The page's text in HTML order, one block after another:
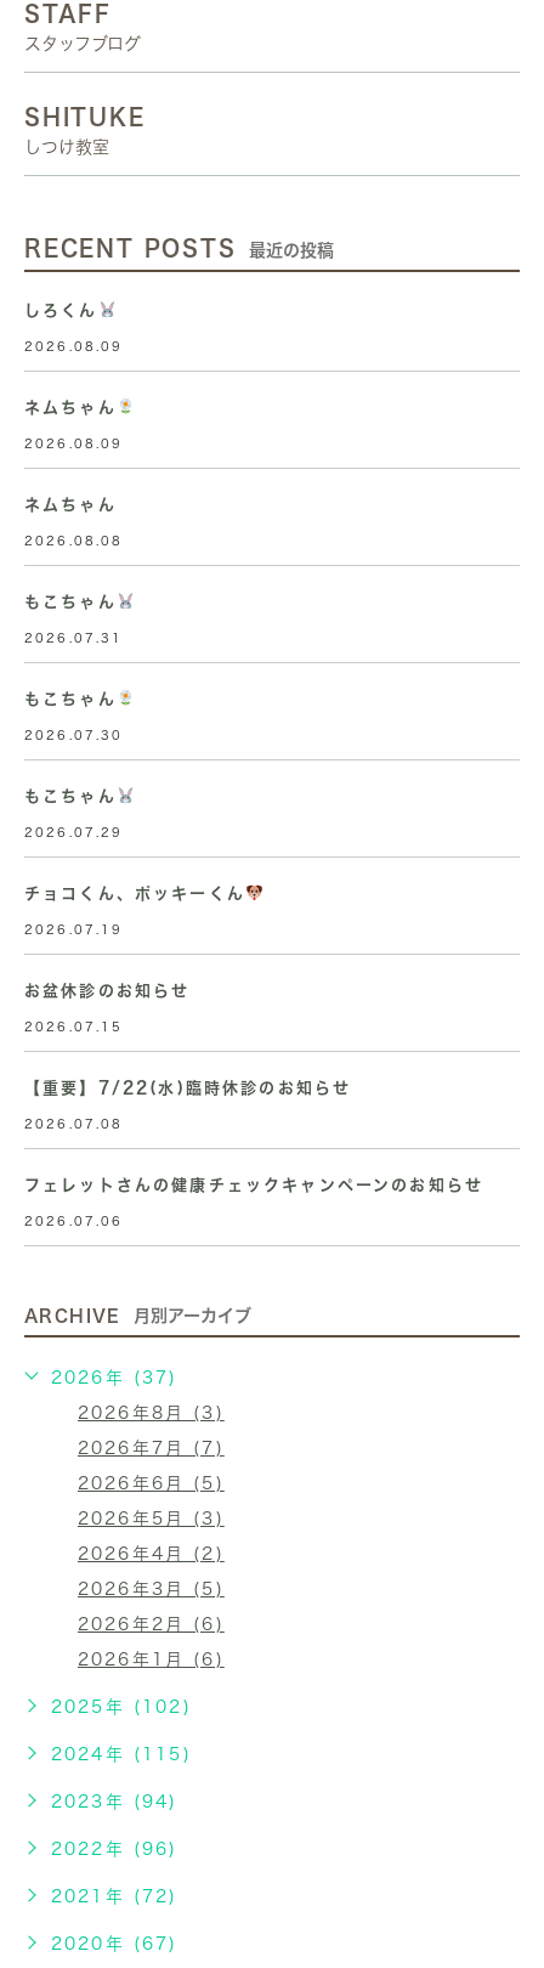
STAFF
スタッフブログ
SHITUKE
しつけ教室
RECENT POSTS 最近の投稿
しろくん
2026.08.09
ネムちゃん
2026.08.09
ネムちゃん
2026.08.08
もこちゃん
2026.07.31
もこちゃん
2026.07.30
もこちゃん
2026.07.29
チョコくん、ポッキーくん
2026.07.19
お盆休診のお知らせ
2026.07.15
【重要】7/22(水)臨時休診のお知らせ
2026.07.08
フェレットさんの健康チェックキャンペーンのお知らせ
2026.07.06
ARCHIVE 月別アーカイブ
2026年 (37)
2026年8月 (3)
2026年7月 (7)
2026年6月 (5)
2026年5月 (3)
2026年4月 (2)
2026年3月 (5)
2026年2月 (6)
2026年1月 (6)
2025年 (102)
2024年 (115)
2023年 (94)
2022年 (96)
2021年 (72)
2020年 (67)